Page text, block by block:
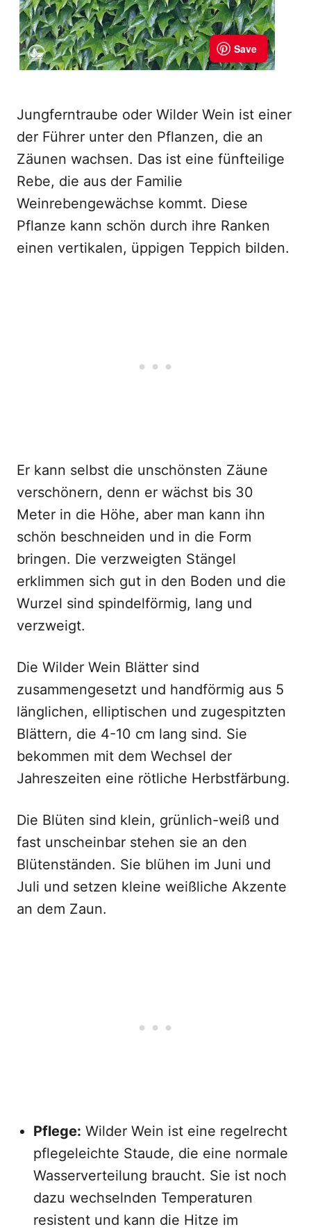
Jungferntraube oder Wilder Wein ist einer
der Führer unter den Pflanzen, die an
Zäunen wachsen. Das ist eine fünfteilige
Rebe, die aus der Familie
Weinrebengewächse kommt. Diese
Pflanze kann schön durch ihre Ranken
einen vertikalen, üppigen Teppich bilden.
Er kann selbst die unschönsten Zäune
verschönern, denn er wächst bis 30
Meter in die Höhe, aber man kann ihn
schön beschneiden und in die Form
bringen. Die verzweigten Stängel
erklimmen sich gut in den Boden und die
Wurzel sind spindelförmig, lang und
verzweigt.
Die Wilder Wein Blätter sind
zusammengesetzt und handförmig aus 5
länglichen, elliptischen und zugespitzten
Blättern, die 4-10 cm lang sind. Sie
bekommen mit dem Wechsel der
Jahreszeiten eine rötliche Herbstfärbung.
Die Blüten sind klein, grünlich-weiß und
fast unscheinbar stehen sie an den
Blütenständen. Sie blühen im Juni und
Juli und setzen kleine weißliche Akzente
an dem Zaun.
Pflege: Wilder Wein ist eine regelrecht
pflegeleichte Staude, die eine normale
Wasserverteilung braucht. Sie ist noch
dazu wechselnden Temperaturen
resistent und kann die Hitze im